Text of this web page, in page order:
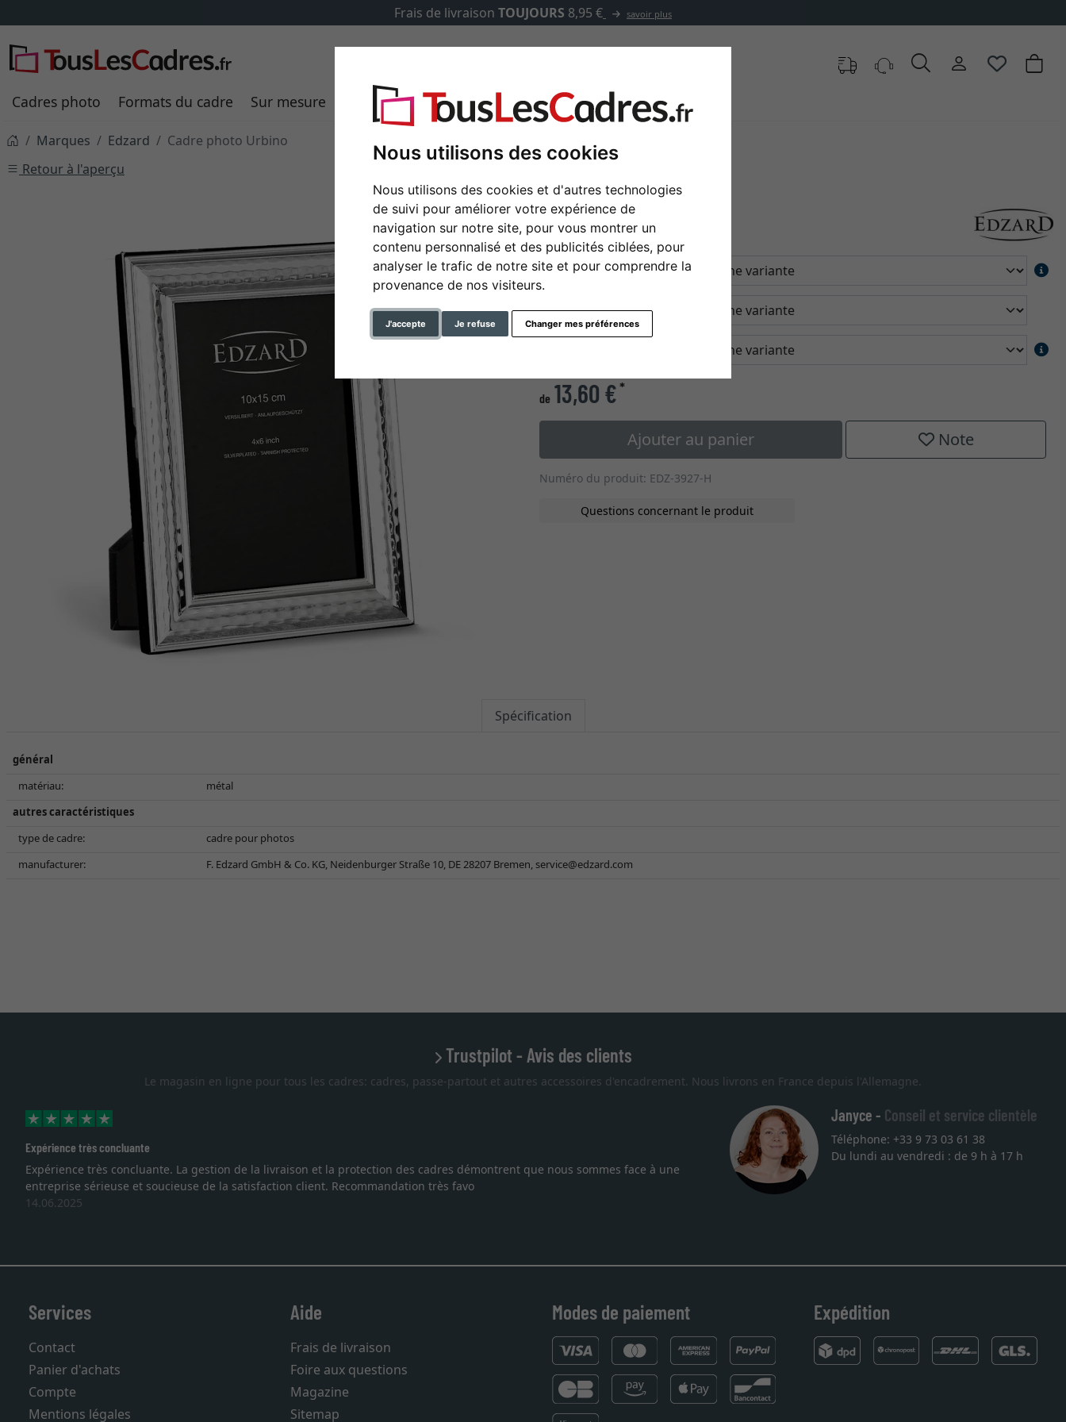
Nous utilisons des cookies
Nous utilisons des cookies et d'autres technologies
de suivi pour améliorer votre expérience de
navigation sur notre site, pour vous montrer un
contenu personnalisé et des publicités ciblées, pour
analyser le trafic de notre site et pour comprendre la
provenance de nos visiteurs.
J'accepte Je refuse Changer mes préférences
Frais de livraison TOUJOURS 8,95 € savoir plus
Cadres photo Formats du cadre Sur mesure Passe-partout Marques Accessoires
Marques Edzard
Cadre photo Urbino
Retour à l'aperçu
Cadre photo Urbino
format
couleur
de 13,60 €*
Ajouter au panier Note
Numéro du produit: EDZ-3927-H
Questions concernant le produit
Spécification
général
matériau:
métal
autres caractéristiques
type de cadre:
cadre pour photos
manufacturer:
F. Edzard GmbH & Co. KG, Neidenburger Straße 10, DE 28207 Bremen,service@edzard.com
Trustpilot - Avis des clients
Le magasin en ligne pour tous les cadres: cadres, passe-partout et autres accessoires d'encadrement. Nous livrons en France depuis l'Allemagne.
Expérience très concluante
Expérience très concluante. La gestion de la livraison et la protection des cadres démontrent que nous sommes face à une
entreprise sérieuse et soucieuse de la satisfaction client. Recommandation très favo
14.06.2025
Janyce - Conseil et service clientèle
Téléphone: +33 9 73 03 61 38
Du lundi au vendredi : de 9 h à 17 h
Services
Contact
Panier d'achats
Compte
Mentions légales
Aide
Frais de livraison
Foire aux questions
Magazine
Sitemap
Modes de paiement Expédition